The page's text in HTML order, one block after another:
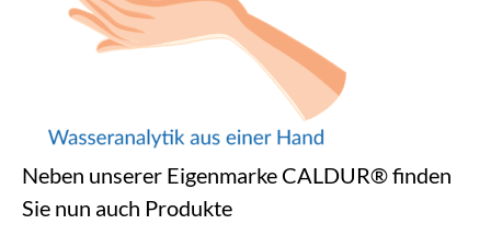
Neben unserer Eigenmarke CALDUR® finden
Sie nun auch Produkte